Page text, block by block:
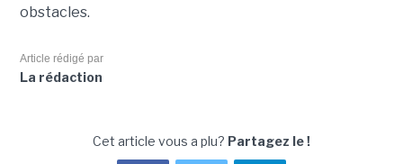
obstacles.
Article rédigé par
La rédaction
Cet article vous a plu? Partagez le !